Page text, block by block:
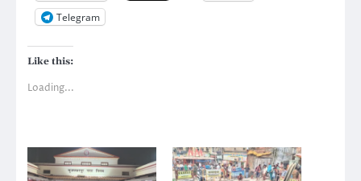
Telegram
Like this:
Loading...